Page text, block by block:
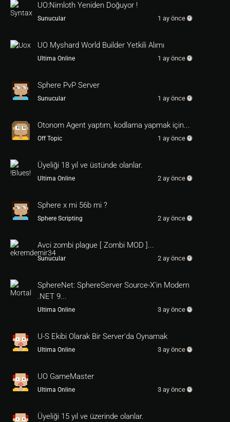
UO:Nimloth Yeniden Doğuyor !
Sunucular 1 ay önce
UO Myshard World Builder Yetkili Alımı
Ultima Online 1 ay önce
Sphere PvP Server
Sunucular 1 ay önce
Otonom Agent yaptım, kodlama yapmak için...
Off Topic 1 ay önce
Üyeliği 18 yıl ve üstünde olanlar.
Ultima Online 2 ay önce
Sphere x mi 56b mi ?
Sphere Scripting 2 ay önce
Avci zombi plague [ Zombi MOD ]...
Sunucular 2 ay önce
SphereNet: SphereServer Source-X'in Modern
.NET 9...
Ultima Online 3 ay önce
U-S Ekibi Olarak Bir Server'da Oynamak
Ultima Online 3 ay önce
UO GameMaster
Ultima Online 3 ay önce
Üyeliği 15 yıl ve üzerinde olanlar.